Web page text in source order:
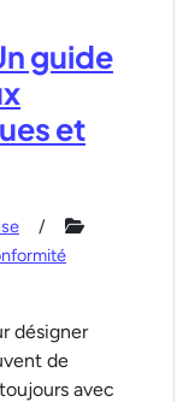
guide
et
désigner
de
avec